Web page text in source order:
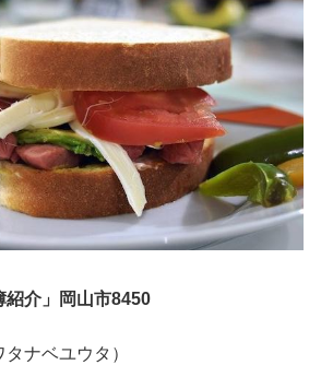
紹介」岡山市8450
ナベユウタ）